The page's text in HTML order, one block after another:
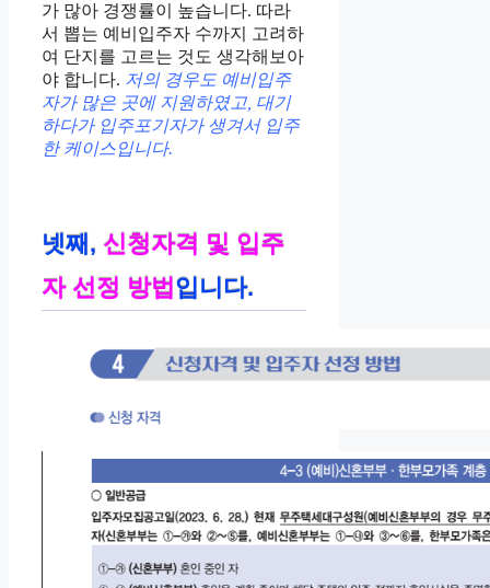
가 많아 경쟁률이 높습니다. 따라
서 뽑는 예비입주자 수까지 고려하
여 단지를 고르는 것도 생각해보아
야 합니다. 저의 경우도 예비입주
자가 많은 곳에 지원하였고, 대기
하다가 입주포기자가 생겨서 입주
한 케이스입니다.
넷째, 신청자격 및 입주
자 선정 방법 입니다.